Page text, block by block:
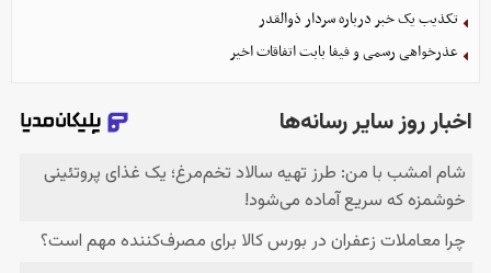
تکذیب یک خبر درباره سردار ذوالقدر
عذرخواهی رسمی و فیفا بابت اتفاقات اخیر